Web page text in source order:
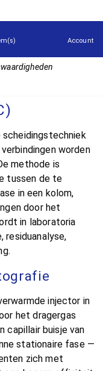
Account
worden
methode is
tussen de te
in een kolom,
door het
in laboratoria
injector in
het dragergas
capillair buisje van
stationaire fase —
zich met